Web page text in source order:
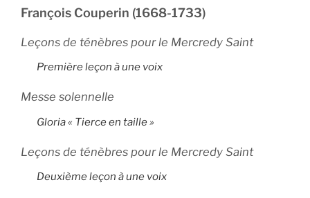
François Couperin (1668-1733)
Leçons de ténèbres pour le Mercredy Saint
Première leçon à une voix
Messe solennelle
Gloria « Tierce en taille »
Leçons de ténèbres pour le Mercredy Saint
Deuxième leçon à une voix